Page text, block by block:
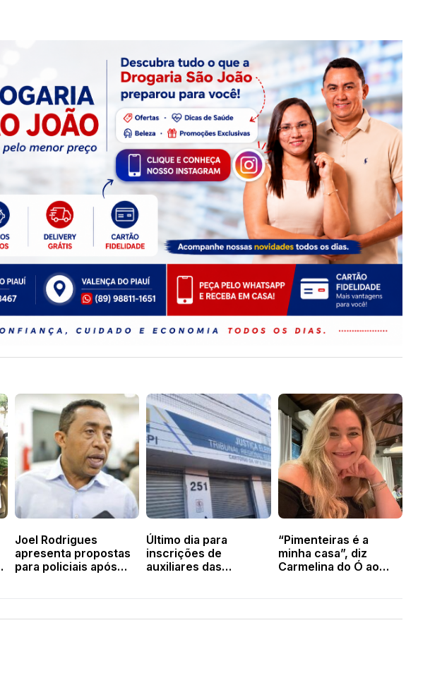
Joel Rodrigues
apresenta propostas
para policiais após
Último dia para
inscrições de
auxiliares das
Lagoa do Sítio e
“Pimenteiras é a
minha casa”, diz
Carmelina do Ó ao